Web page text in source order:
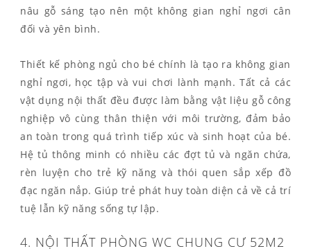
nâu gỗ sáng tạo nên một không gian nghỉ ngơi cân
đối và yên bình.
Thiết kế phòng ngủ cho bé chính là tạo ra không gian
nghỉ ngơi, học tập và vui chơi lành mạnh. Tất cả các
vật dụng nội thất đều được làm bằng vật liệu gỗ công
nghiệp vô cùng thân thiện với môi trường, đảm bảo
an toàn trong quá trình tiếp xúc và sinh hoạt của bé.
Hệ tủ thông minh có nhiều các đợt tủ và ngăn chứa,
rèn luyện cho trẻ kỹ năng và thói quen sắp xếp đồ
đạc ngăn nắp. Giúp trẻ phát huy toàn diện cả về cả trí
tuệ lẫn kỹ năng sống tự lập.
4. NỘI THẤT PHÒNG WC CHUNG CƯ 52M2